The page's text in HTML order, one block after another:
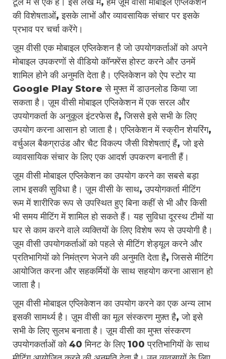
की विशेषताओं, इसके लाभों और व्यावसायिक संचार पर इसके
प्रभाव पर चर्चा करेंगे।
ज़ूम वीसी एक मोबाइल एप्लिकेशन है जो उपयोगकर्ताओं को अपने
मोबाइल उपकरणों से वीडियो कॉन्फ़्रेंस होस्ट करने और उनमें
शामिल होने की अनुमति देता है। एप्लिकेशन को ऐप स्टोर या
Google Play Store से मुफ्त में डाउनलोड किया जा
सकता है। ज़ूम वीसी मोबाइल एप्लिकेशन में एक सरल और
उपयोगकर्ता के अनुकूल इंटरफेस है, जिससे इसे सभी के लिए
उपयोग करना आसान हो जाता है। एप्लिकेशन में स्क्रीन शेयरिंग,
वर्चुअल बैकग्राउंड और चैट विकल्प जैसी विशेषताएं हैं, जो इसे
व्यावसायिक संचार के लिए एक आदर्श उपकरण बनाती हैं।
ज़ूम वीसी मोबाइल एप्लिकेशन का उपयोग करने का सबसे बड़ा
लाभ इसकी सुविधा है। ज़ूम वीसी के साथ, उपयोगकर्ता मीटिंग
रूम में शारीरिक रूप से उपस्थित हुए बिना कहीं से भी और किसी
भी समय मीटिंग में शामिल हो सकते हैं। यह सुविधा दूरस्थ टीमों या
घर से काम करने वाले व्यक्तियों के लिए विशेष रूप से उपयोगी है।
ज़ूम वीसी उपयोगकर्ताओं को पहले से मीटिंग शेड्यूल करने और
प्रतिभागियों को निमंत्रण भेजने की अनुमति देता है, जिससे मीटिंग
आयोजित करना और सहकर्मियों के साथ सहयोग करना आसान हो
जाता है।
ज़ूम वीसी मोबाइल एप्लिकेशन का उपयोग करने का एक अन्य लाभ
इसकी सामर्थ्य है। ज़ूम वीसी का मूल संस्करण मुफ़्त है, जो इसे
सभी के लिए सुलभ बनाता है। ज़ूम वीसी का मुफ्त संस्करण
उपयोगकर्ताओं को 40 मिनट के लिए 100 प्रतिभागियों के साथ